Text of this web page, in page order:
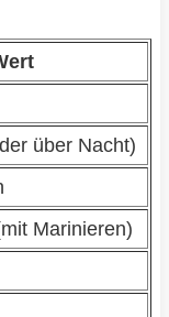
über Nacht)
Marinieren)